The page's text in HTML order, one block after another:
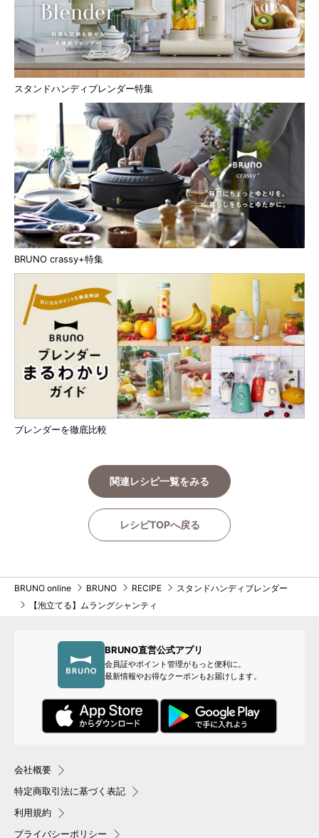
スタンドハンディブレンダー特集
BRUNO crassy+特集
ブレンダーを徹底比較
関連レシピ一覧をみる
レシピTOPへ戻る
BRUNO online BRUNO RECIPE
スタンドハンディブレンダー
【泡立てる】ムラングシャンティ
BRUNO直営公式アプリ
会員証やポイント管理がもっと便利に。
最新情報やお得なクーポンもお届けします。
会社概要
特定商取引法に基づく表記
利用規約
プライバシーポリシー